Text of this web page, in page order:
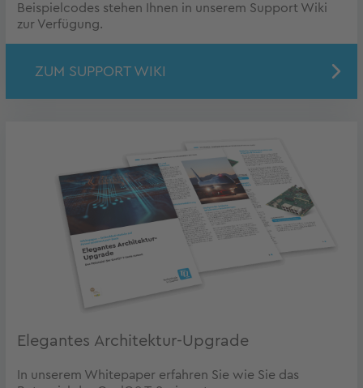
Beispielcodes stehen Ihnen in unserem Support Wiki
zur Verfügung.
ZUM SUPPORT WIKI
Elegantes Architektur-Upgrade
In unserem Whitepaper erfahren Sie wie Sie das